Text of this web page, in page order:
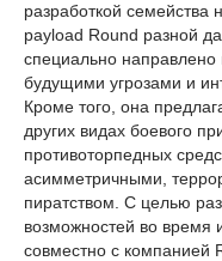
разработкой семейства
payload Round разной
специально
будущими угрозами и
Кроме того, она
других видах боевого
противоторпедных
асимметричными,
пиратством. С целью
возможностей во время
совместно с компанией